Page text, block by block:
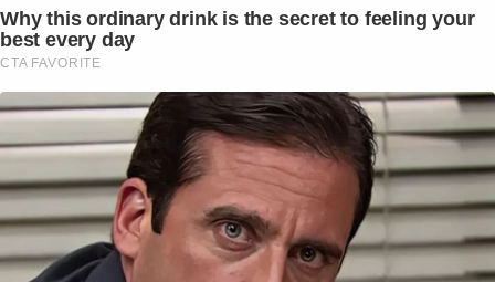
Why this ordinary drink is the secret to feeling your
best every day
CTA FAVORITE